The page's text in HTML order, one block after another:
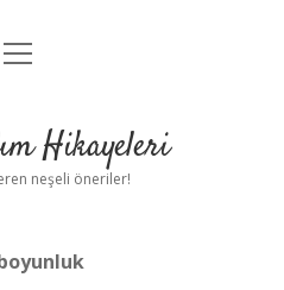
Uyarı
menüyü
Hikayeleri
neşeli öneriler!